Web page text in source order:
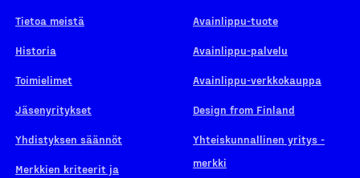
Tietoa meistä
Historia
Toimielimet
Jäsenyritykset
Yhdistyksen säännöt
Merkkien kriteerit ja
Avainlippu-tuote
Avainlippu-palvelu
Avainlippu-verkkokauppa
Design from Finland
Yhteiskunnallinen yritys -
merkki